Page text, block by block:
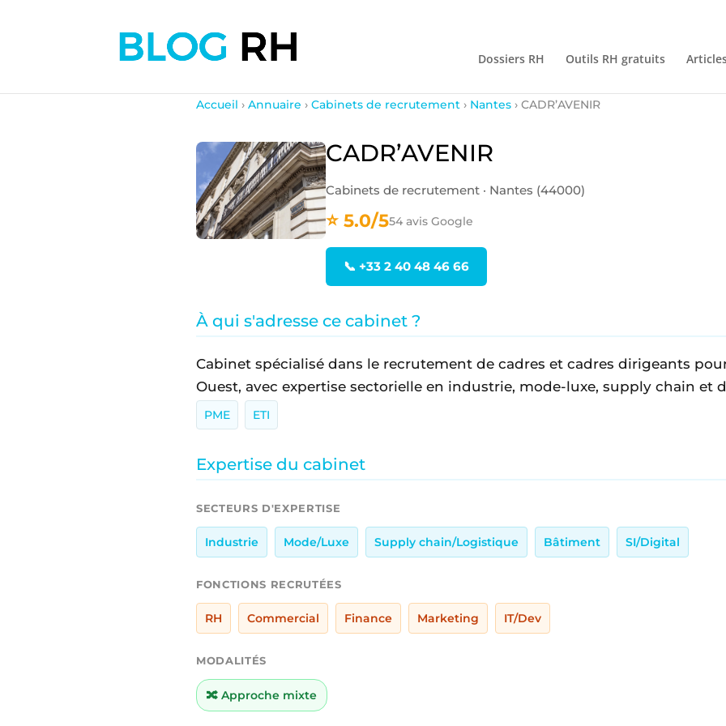
Dossiers RH Outils RH gratuits
Accueil › Annuaire › Cabinets de recrutement › Nantes › CADR’AVENIR
CADR’AVENIR
Cabinets de recrutement · Nantes (44000)
⭐ 5.0/554 avis Google
📞 +33 2 40 48 46 66
À qui s'adresse ce cabinet ?
Cabinet spécialisé dans le recrutement de cadres et cadres dirigeants
Ouest, avec expertise sectorielle en industrie, mode-luxe, supply chain et
PME ETI
Expertise du cabinet
SECTEURS D'EXPERTISE
Industrie Mode/Luxe Supply chain/Logistique Bâtiment SI/Digital
FONCTIONS RECRUTÉES
RH Commercial Finance Marketing IT/Dev
MODALITÉS
🔀 Approche mixte